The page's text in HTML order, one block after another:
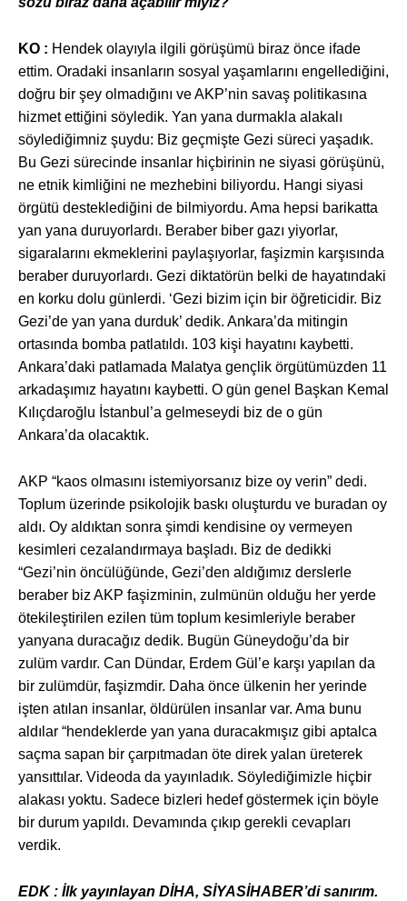
KO : Hendek olayıyla ilgili görüşümü biraz önce ifade
ettim. Oradaki insanların sosyal yaşamlarını engellediğini,
doğru bir şey olmadığını ve AKP’nin savaş politikasına
hizmet ettiğini söyledik. Yan yana durmakla alakalı
söylediğimniz şuydu: Biz geçmişte Gezi süreci yaşadık.
Bu Gezi sürecinde insanlar hiçbirinin ne siyasi görüşünü,
ne etnik kimliğini ne mezhebini biliyordu. Hangi siyasi
örgütü desteklediğini de bilmiyordu. Ama hepsi barikatta
yan yana duruyorlardı. Beraber biber gazı yiyorlar,
sigaralarını ekmeklerini paylaşıyorlar, faşizmin karşısında
beraber duruyorlardı. Gezi diktatörün belki de hayatındaki
en korku dolu günlerdi. ‘Gezi bizim için bir öğreticidir. Biz
Gezi’de yan yana durduk’ dedik. Ankara’da mitingin
ortasında bomba patlatıldı. 103 kişi hayatını kaybetti.
Ankara’daki patlamada Malatya gençlik örgütümüzden 11
arkadaşımız hayatını kaybetti. O gün genel Başkan Kemal
Kılıçdaroğlu İstanbul’a gelmeseydi biz de o gün
Ankara’da olacaktık.
AKP “kaos olmasını istemiyorsanız bize oy verin” dedi.
Toplum üzerinde psikolojik baskı oluşturdu ve buradan oy
aldı. Oy aldıktan sonra şimdi kendisine oy vermeyen
kesimleri cezalandırmaya başladı. Biz de dedikki
“Gezi’nin öncülüğünde, Gezi’den aldığımız derslerle
beraber biz AKP faşizminin, zulmünün olduğu her yerde
ötekileştirilen ezilen tüm toplum kesimleriyle beraber
yanyana duracağız dedik. Bugün Güneydoğu’da bir
zulüm vardır. Can Dündar, Erdem Gül’e karşı yapılan da
bir zulümdür, faşizmdir. Daha önce ülkenin her yerinde
işten atılan insanlar, öldürülen insanlar var. Ama bunu
aldılar “hendeklerde yan yana duracakmışız gibi aptalca
saçma sapan bir çarpıtmadan öte direk yalan üreterek
yansıttılar. Videoda da yayınladık. Söylediğimizle hiçbir
alakası yoktu. Sadece bizleri hedef göstermek için böyle
bir durum yapıldı. Devamında çıkıp gerekli cevapları
verdik.
EDK : İlk yayınlayan DİHA, SİYASİHABER’di sanırım.